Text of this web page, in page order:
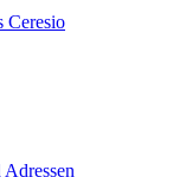
Ceresio